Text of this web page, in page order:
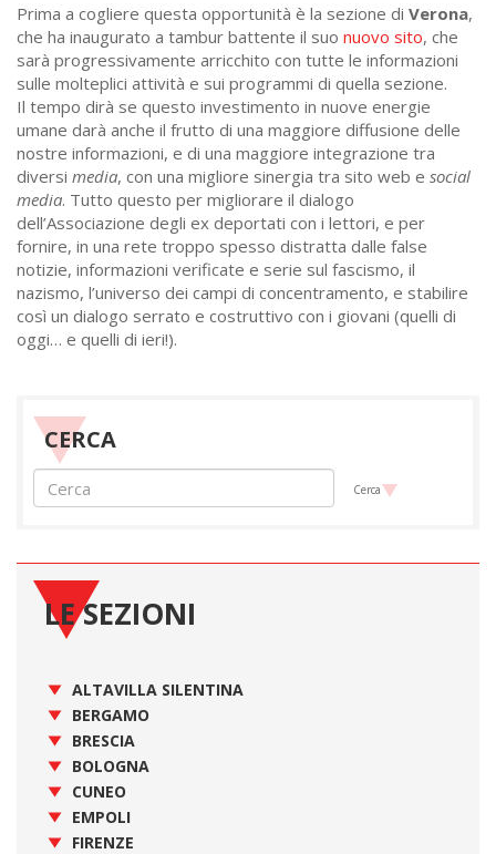
Prima a cogliere questa opportunità è la sezione di Verona,
che ha inaugurato a tambur battente il suo nuovo sito, che
sarà progressivamente arricchito con tutte le informazioni
sulle molteplici attività e sui programmi di quella sezione.
Il tempo dirà se questo investimento in nuove energie
umane darà anche il frutto di una maggiore diffusione delle
nostre informazioni, e di una maggiore integrazione tra
diversi media, con una migliore sinergia tra sito web e social
media. Tutto questo per migliorare il dialogo
dell’Associazione degli ex deportati con i lettori, e per
fornire, in una rete troppo spesso distratta dalle false
notizie, informazioni verificate e serie sul fascismo, il
nazismo, l’universo dei campi di concentramento, e stabilire
così un dialogo serrato e costruttivo con i giovani (quelli di
oggi… e quelli di ieri!).
CERCA
Cerca
LE SEZIONI
ALTAVILLA SILENTINA
BERGAMO
BRESCIA
BOLOGNA
CUNEO
EMPOLI
FIRENZE